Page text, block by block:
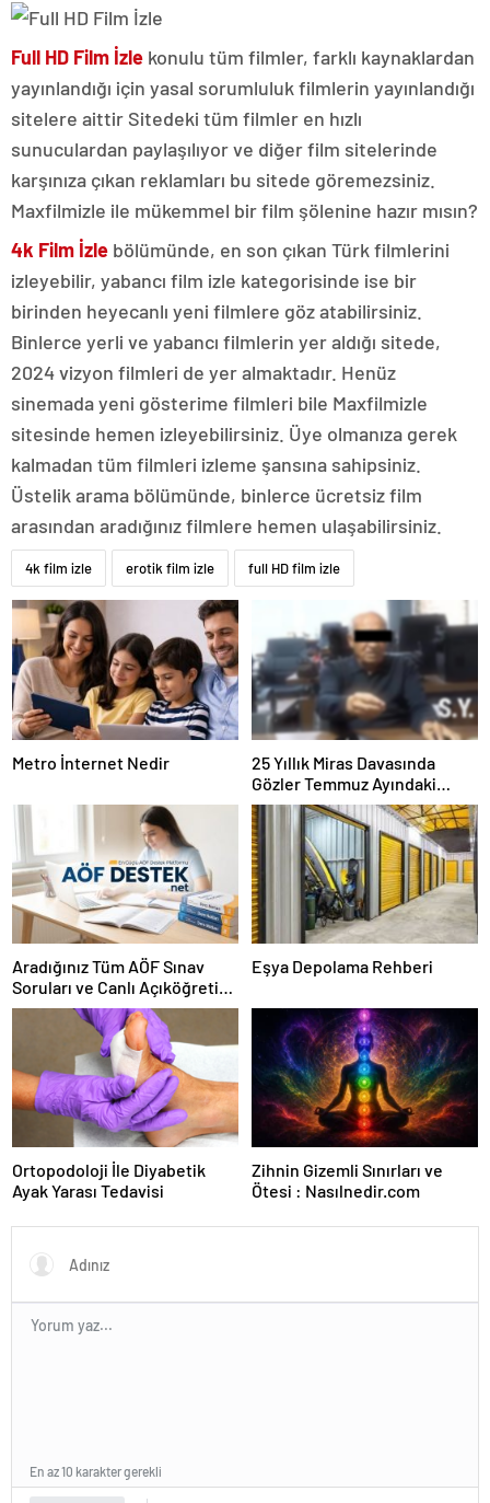
Full HD Film İzle konulu tüm filmler, farklı kaynaklardan
yayınlandığı için yasal sorumluluk filmlerin yayınlandığı
sitelere aittir Sitedeki tüm filmler en hızlı
sunuculardan paylaşılıyor ve diğer film sitelerinde
karşınıza çıkan reklamları bu sitede göremezsiniz.
Maxfilmizle ile mükemmel bir film şölenine hazır mısın?
4k Film İzle bölümünde, en son çıkan Türk filmlerini
izleyebilir, yabancı film izle kategorisinde ise bir
birinden heyecanlı yeni filmlere göz atabilirsiniz.
Binlerce yerli ve yabancı filmlerin yer aldığı sitede,
2024 vizyon filmleri de yer almaktadır. Henüz
sinemada yeni gösterime filmleri bile Maxfilmizle
sitesinde hemen izleyebilirsiniz. Üye olmanıza gerek
kalmadan tüm filmleri izleme şansına sahipsiniz.
Üstelik arama bölümünde, binlerce ücretsiz film
arasından aradığınız filmlere hemen ulaşabilirsiniz.
4k film izle erotik film izle full HD film izle
Metro İnternet Nedir
25 Yıllık Miras Davasında
Gözler Temmuz Ayındaki
Karar Duruşmasına Çevrildi
Aradığınız Tüm AÖF Sınav
Soruları ve Canlı Açıköğretim
Forumu Burada
Eşya Depolama Rehberi
Ortopodoloji İle Diyabetik
Ayak Yarası Tedavisi
Zihnin Gizemli Sınırları ve
Ötesi : Nasılnedir.com
En az 10 karakter gerekli